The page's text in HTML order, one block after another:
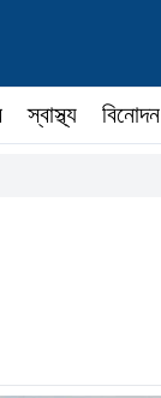
স্বাস্থ্য বিনোদন